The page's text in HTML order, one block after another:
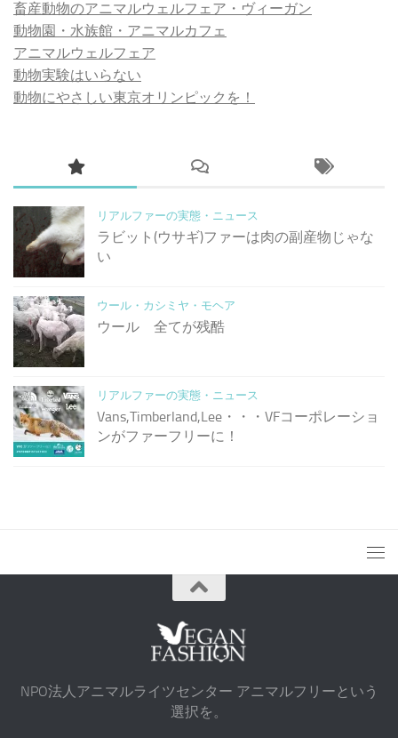
畜産動物のアニマルウェルフェア・ヴィーガン
動物園・水族館・アニマルカフェ
アニマルウェルフェア
動物実験はいらない
動物にやさしい東京オリンピックを！
リアルファーの実態・ニュース
ラビット(ウサギ)ファーは肉の副産物じゃな
い
ウール・カシミヤ・モヘア
ウール 全てが残酷
リアルファーの実態・ニュース
Vans,Timberland,Lee・・・VFコーポレーショ
ンがファーフリーに！
NPO法人アニマルライツセンター アニマルフリーという
選択を。